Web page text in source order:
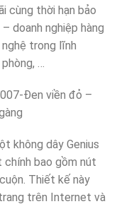
cùng thời hạn bảo
doanh nghiệp hàng
trong lĩnh
…
Đen viền đỏ –
không dây Genius
bao gồm nút
Thiết kế này
trên Internet và